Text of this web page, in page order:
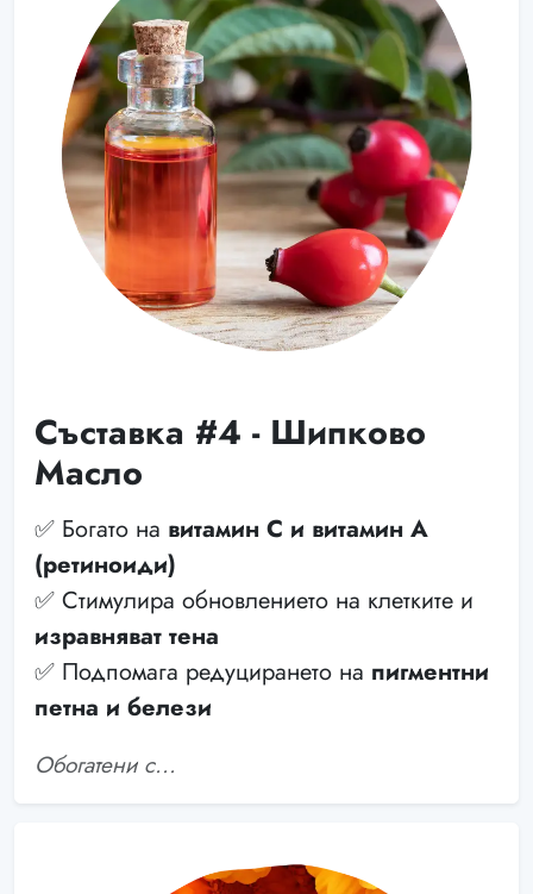
Съставка #4 - Шипково
Масло
✅ Богато на витамин С и витамин А
(ретиноиди)
✅ Стимулира обновлението на клетките и
изравняват тена
✅ Подпомага редуцирането на пигментни
петна и белези
Обогатени с...